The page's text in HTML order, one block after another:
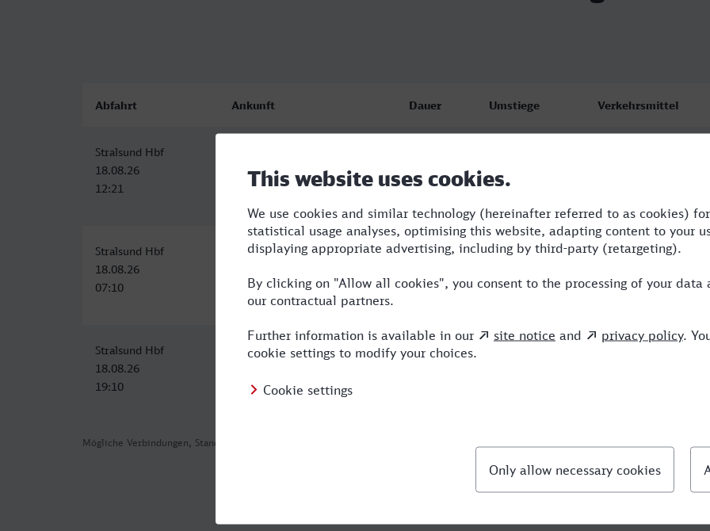
Mögliche Verbindungen, Stand: 2026-08-04 01:57
Abfahrt Ankunft Dauer Umstiege Verkehrsmittel
Stralsund Hbf
18.08.26
12:21
18.08.26
20:12
Stralsund Hbf
18.08.26
07:10
Aschaffenburg Hbf
15:12
8:02 3 RE,ICE,VIA,HLB
Stralsund Hbf
18.08.26
19:10
Aschaffenburg Hbf
06:03
10:53